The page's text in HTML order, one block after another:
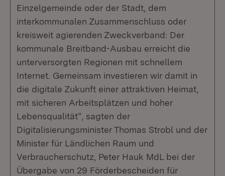
Einzelgemeinde oder der Stadt, dem
interkommunalen Zusammenschluss oder
kreisweit agierenden Zweckverband: Der
kommunale Breitband-Ausbau erreicht die
unterversorgten Regionen mit schnellem
Internet. Gemeinsam investieren wir damit in
die digitale Zukunft einer attraktiven Heimat,
mit sicheren Arbeitsplätzen und hoher
Lebensqualität“, sagten der
Digitalisierungsminister Thomas Strobl und der
Minister für Ländlichen Raum und
Verbraucherschutz, Peter Hauk MdL bei der
Übergabe von 29 Förderbescheiden für